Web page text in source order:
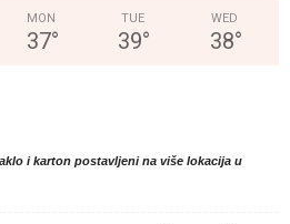
MON
37°
TUE
39°
WED
38°
i karton postavljeni na više lokacija u